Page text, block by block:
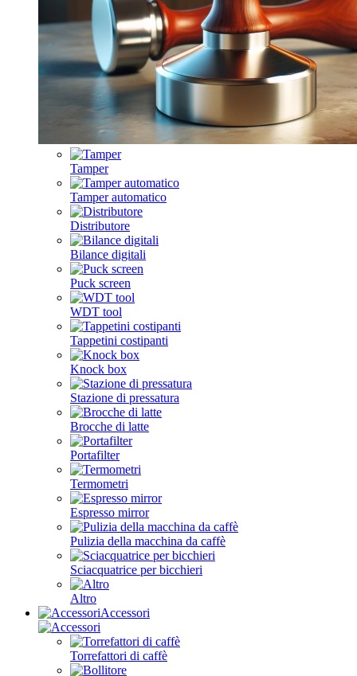
Tamper
Tamper automatico
Distributore
Bilance digitali
Puck screen
WDT tool
Tappetini costipanti
Knock box
Stazione di pressatura
Brocche di latte
Portafilter
Termometri
Espresso mirror
Pulizia della macchina da caffè
Sciacquatrice per bicchieri
Altro
Accessori
Torrefattori di caffè